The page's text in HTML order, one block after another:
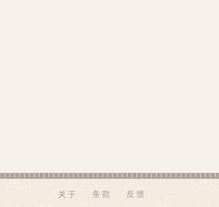
关于 条款 反馈